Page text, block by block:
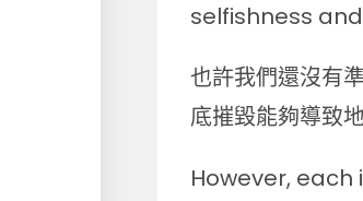
selfishness
也許我們還沒有
底摧毀能夠導致
However,